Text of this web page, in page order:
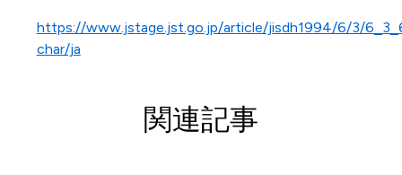
https://www.jstage.jst.go.jp/article/jisdh1994/6/3/
char/ja
関連記事